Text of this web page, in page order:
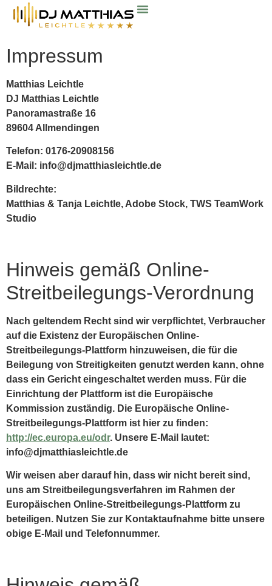
Impressum
Matthias Leichtle
DJ Matthias Leichtle
Panoramastraße 16
89604 Allmendingen
Telefon: 0176-20908156
E-Mail: info@djmatthiasleichtle.de
Bildrechte:
Matthias & Tanja Leichtle, Adobe Stock, TWS TeamWork
Studio
Hinweis gemäß Online-
Streitbeilegungs-Verordnung
Nach geltendem Recht sind wir verpflichtet, Verbraucher
auf die Existenz der Europäischen Online-
Streitbeilegungs-Plattform hinzuweisen, die für die
Beilegung von Streitigkeiten genutzt werden kann, ohne
dass ein Gericht eingeschaltet werden muss. Für die
Einrichtung der Plattform ist die Europäische
Kommission zuständig. Die Europäische Online-
Streitbeilegungs-Plattform ist hier zu finden:
http://ec.europa.eu/odr. Unsere E-Mail lautet:
info@djmatthiasleichtle.de
Wir weisen aber darauf hin, dass wir nicht bereit sind,
uns am Streitbeilegungsverfahren im Rahmen der
Europäischen Online-Streitbeilegungs-Plattform zu
beteiligen. Nutzen Sie zur Kontaktaufnahme bitte unsere
obige E-Mail und Telefonnummer.